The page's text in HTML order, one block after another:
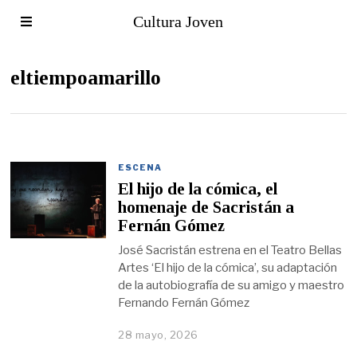
Cultura Joven
eltiempoamarillo
ESCENA
El hijo de la cómica, el
homenaje de Sacristán a
Fernán Gómez
José Sacristán estrena en el Teatro Bellas
Artes ‘El hijo de la cómica’, su adaptación
de la autobiografía de su amigo y maestro
Fernando Fernán Gómez
28 mayo, 2026